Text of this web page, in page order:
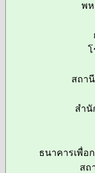
พห
สถา
สำนั
ธนาคารเพื่อ
สถ